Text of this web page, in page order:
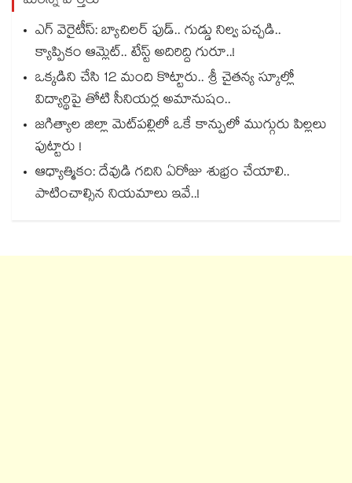
ఎగ్ వెరైటీస్: బ్యాచిలర్ ఫుడ్.. గుడ్డు నిల్వ పచ్చడి..
క్యాప్పికం ఆమ్లెట్.. టేస్ట్ అదిరిద్ది గురూ..!
ఒక్కడిని చేసి 12 మంది కొట్టారు.. శ్రీ చైతన్య స్కూల్లో
విద్యార్థిపై తోటి సీనియర్ల అమానుషం..
జగిత్యాల జిల్లా మెట్‌పల్లిలో ఒకే కాన్పులో ముగ్గురు పిల్లలు
పుట్టారు !
ఆధ్యాత్మికం: దేవుడి గదిని ఏరోజు శుభ్రం చేయాలి..
పాటించాల్సిన నియమాలు ఇవే..!